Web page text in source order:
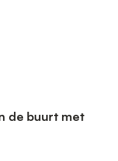
de buurt met